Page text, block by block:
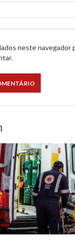
neste navegador